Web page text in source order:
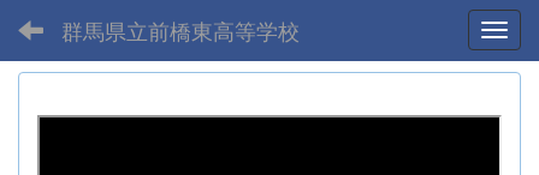
群馬県立前橋東高等学校